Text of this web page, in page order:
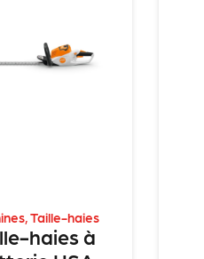
,Taille-haies
haies à